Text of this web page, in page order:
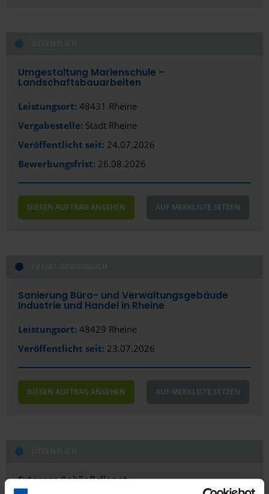
Umgestaltung Marienschule -
Landschaftsbauarbeiten
Leistungsort: 48431 Rheine
Vergabestelle: Stadt Rheine
Veröffentlicht seit: 24.07.2026
Bewerbungsfrist: 26.08.2026
DIESEN AUFTRAG ANSEHEN AUF MERKLISTE SETZEN
Sanierung Büro- und Verwaltungsgebäude
Industrie und Handel in Rheine
Leistungsort: 48429 Rheine
Veröffentlicht seit: 23.07.2026
DIESEN AUFTRAG ANSEHEN AUF MERKLISTE SETZEN
Externer Schließdienst